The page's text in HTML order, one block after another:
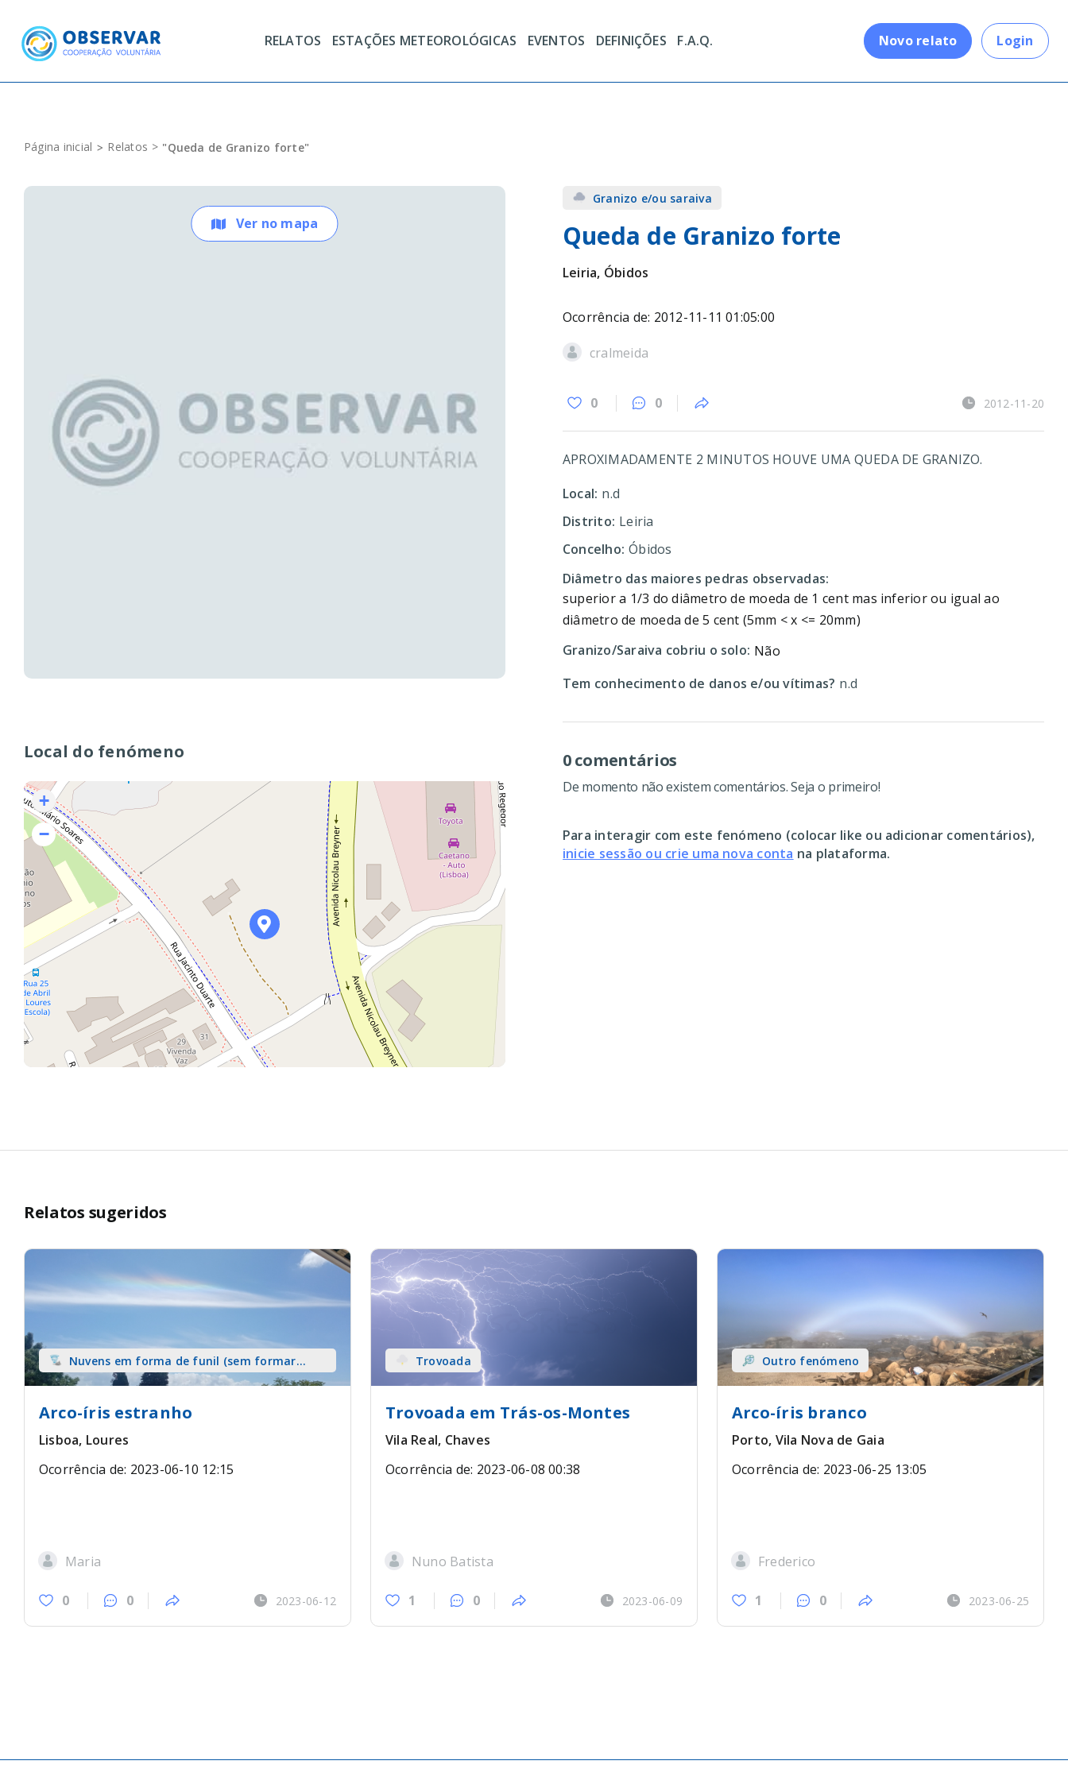
content
RELATOS ESTAÇÕES METEOROLÓGICAS EVENTOS DEFINIÇÕES F.A.Q. Novo relato Login
Página inicial Relatos "Queda de Granizo forte"
Ver no mapa
Local do fenómeno
+
−
Granizo e/ou saraiva
Queda de Granizo forte
Leiria, Óbidos
Ocorrência de: 2012-11-11 01:05:00
cralmeida
0 0 2012-11-20
APROXIMADAMENTE 2 MINUTOS HOUVE UMA QUEDA DE GRANIZO.
Local: n.d
Distrito: Leiria
Concelho: Óbidos
Diâmetro das maiores pedras observadas:
superior a 1/3 do diâmetro de moeda de 1 cent mas inferior ou igual ao
diâmetro de moeda de 5 cent (5mm < x <= 20mm)
Granizo/Saraiva cobriu o solo: Não
Tem conhecimento de danos e/ou vítimas? n.d
0 comentários
De momento não existem comentários. Seja o primeiro!
Para interagir com este fenómeno (colocar like ou adicionar comentários),
inicie sessão ou crie uma nova conta na plataforma.
Relatos sugeridos
Nuvens em forma de funil (sem formar
tromba) sobre terra
Arco-íris estranho
Lisboa, Loures
Ocorrência de: 2023-06-10 12:15
Maria
0 0 2023-06-12
Trovoada
Trovoada em Trás-os-Montes
Vila Real, Chaves
Ocorrência de: 2023-06-08 00:38
Nuno Batista
1 0 2023-06-09
Outro fenómeno
Arco-íris branco
Porto, Vila Nova de Gaia
Ocorrência de: 2023-06-25 13:05
Frederico
1 0 2023-06-25